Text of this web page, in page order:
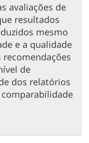
avaliações de
resultados
mesmo
e a qualidade
recomendações
de
dos relatórios